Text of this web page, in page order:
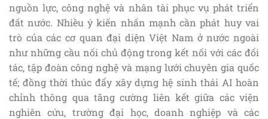
nguồn lực, công nghệ và nhân tài phục vụ phát triển
đất nước. Nhiều ý kiến nhấn mạnh cần phát huy vai
trò của các cơ quan đại diện Việt Nam ở nước ngoài
như những cầu nối chủ động trong kết nối với các đối
tác, tập đoàn công nghệ và mạng lưới chuyên gia quốc
tế; đồng thời thúc đẩy xây dựng hệ sinh thái AI hoàn
chỉnh thông qua tăng cường liên kết giữa các viện
nghiên cứu, trường đại học, doanh nghiệp và các